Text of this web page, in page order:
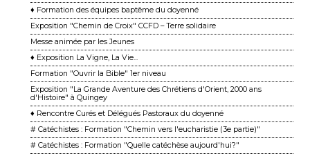
♦ Formation des équipes baptême du doyenné
Exposition "Chemin de Croix" CCFD – Terre solidaire
Messe animée par les Jeunes
♦ Exposition La Vigne, La Vie...
Formation "Ouvrir la Bible" 1er niveau
Exposition "La Grande Aventure des Chrétiens d'Orient, 2000 ans
d'Histoire" à Quingey
♦ Rencontre Curés et Délégués Pastoraux du doyenné
# Catéchistes : Formation "Chemin vers l'eucharistie (3e partie)"
# Catéchistes : Formation "Quelle catéchèse aujourd'hui?"